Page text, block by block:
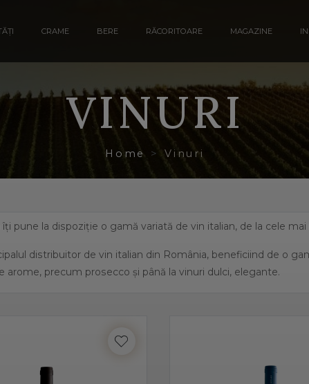
CRAME BERE RĂCORITOARE MAGAZINE
VINURI
Home Vinuri
îți pune la dispoziție o gamă variată de vin italian, de la cele
distribuitor de vin italian din România, beneficiind de o
arome, precum prosecco și până la vinuri dulci, elegante.
etichetelor de vin de pe Vino Italia este numeroasă și asta